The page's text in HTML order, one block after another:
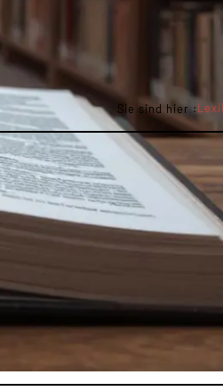
Sie sind hier :